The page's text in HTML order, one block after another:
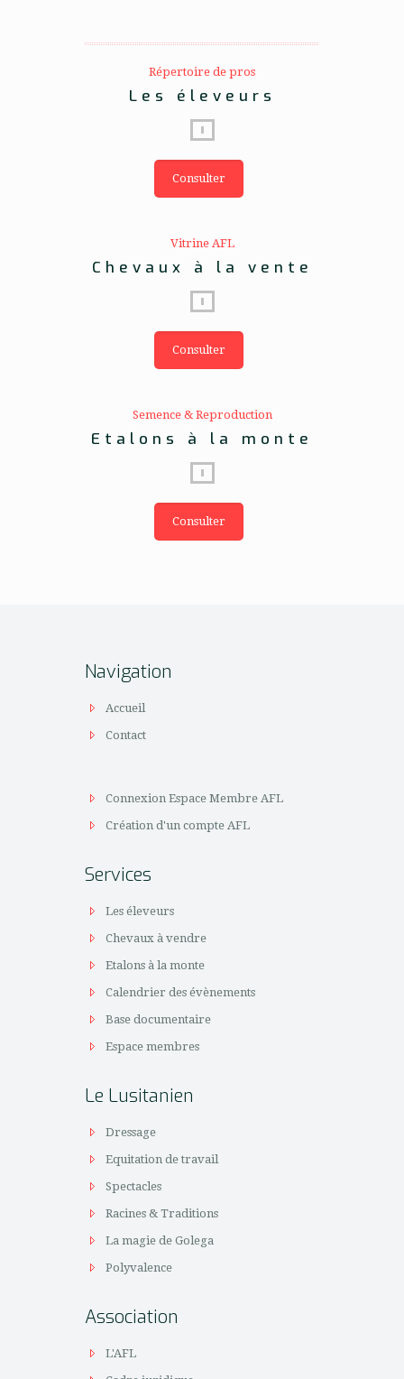
Répertoire de pros
Les éleveurs
Consulter
Vitrine AFL
Chevaux à la vente
Consulter
Semence & Reproduction
Etalons à la monte
Consulter
Navigation
Accueil
Contact
Connexion Espace Membre AFL
Création d'un compte AFL
Services
Les éleveurs
Chevaux à vendre
Etalons à la monte
Calendrier des évènements
Base documentaire
Espace membres
Le Lusitanien
Dressage
Equitation de travail
Spectacles
Racines & Traditions
La magie de Golega
Polyvalence
Association
L'AFL